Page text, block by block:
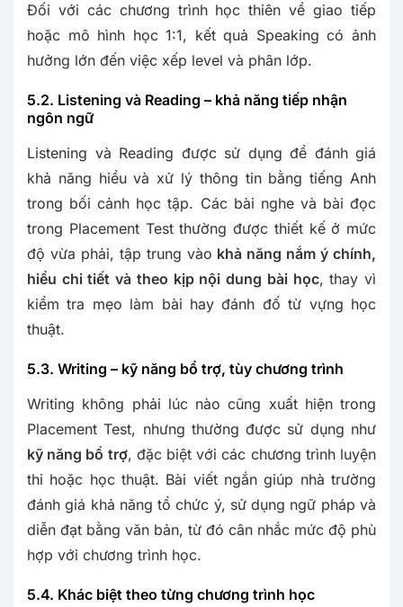
Đối với các chương trình học thiên về giao tiếp
hoặc mô hình học 1:1, kết quả Speaking có ảnh
hưởng lớn đến việc xếp level và phân lớp.
5.2. Listening và Reading – khả năng tiếp nhận
ngôn ngữ
Listening và Reading được sử dụng để đánh giá
khả năng hiểu và xử lý thông tin bằng tiếng Anh
trong bối cảnh học tập. Các bài nghe và bài đọc
trong Placement Test thường được thiết kế ở mức
độ vừa phải, tập trung vào khả năng nắm ý chính,
hiểu chi tiết và theo kịp nội dung bài học, thay vì
kiểm tra mẹo làm bài hay đánh đố từ vựng học
thuật.
5.3. Writing – kỹ năng bổ trợ, tùy chương trình
Writing không phải lúc nào cũng xuất hiện trong
Placement Test, nhưng thường được sử dụng như
kỹ năng bổ trợ, đặc biệt với các chương trình luyện
thi hoặc học thuật. Bài viết ngắn giúp nhà trường
đánh giá khả năng tổ chức ý, sử dụng ngữ pháp và
diễn đạt bằng văn bản, từ đó cân nhắc mức độ phù
hợp với chương trình học.
5.4. Khác biệt theo từng chương trình học